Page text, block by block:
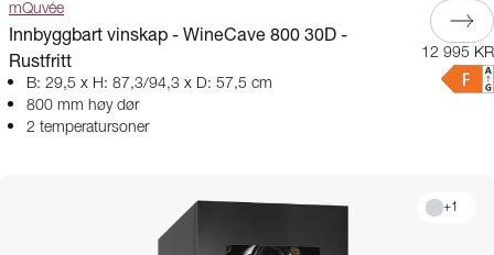
mQuvée
Innbyggbart vinskap - WineCave 800 30D -
Rustfritt
B: 29,5 x H: 87,3/94,3 x D: 57,5 cm
800 mm høy dør
2 temperatursoner
12 995 KR
+1